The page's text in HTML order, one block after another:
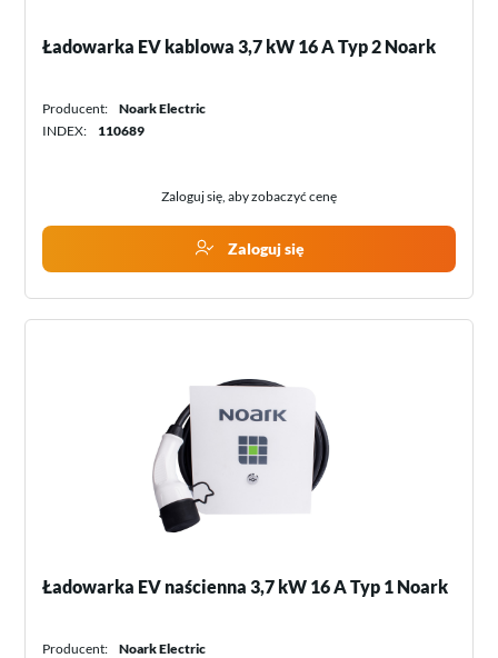
Ładowarka EV kablowa 3,7 kW 16 A Typ 2 Noark
Producent:
Noark Electric
INDEX:
110689
Zaloguj się, aby zobaczyć cenę
Zaloguj się
Ładowarka EV naścienna 3,7 kW 16 A Typ 1 Noark
Producent: Noark Electric